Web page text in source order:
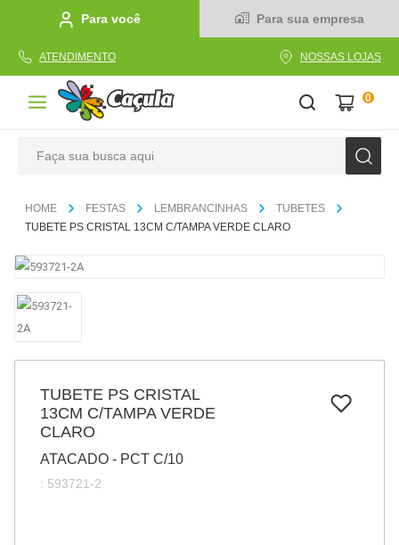
Para você Para sua empresa
ATENDIMENTO NOSSAS LOJAS
0
FESTAS LEMBRANCINHAS
TUBETES
TUBETE PS CRISTAL 13CM C/TAMPA VERDE CLARO
TUBETE PS CRISTAL
13CM C/TAMPA VERDE
CLARO
ATACADO - PCT C/10
: 593721-2
1º caderno
2
pincel